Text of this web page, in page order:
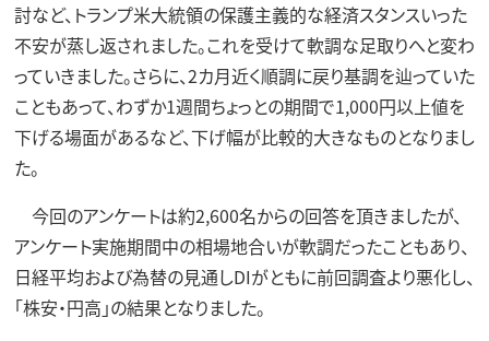
討など、トランプ米大統領の保護主義的な経済スタンスいった
不安が蒸し返されました。これを受けて軟調な足取りへと変わ
っていきました。さらに、2カ月近く順調に戻り基調を辿っていた
こともあって、わずか1週間ちょっとの期間で1,000円以上値を
下げる場面があるなど、下げ幅が比較的大きなものとなりまし
た。
今回のアンケートは約2,600名からの回答を頂きましたが、
アンケート実施期間中の相場地合いが軟調だったこともあり、
日経平均および為替の見通しDIがともに前回調査より悪化し、
「株安・円高」の結果となりました。